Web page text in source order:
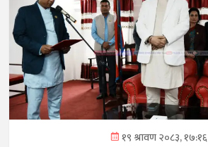
१९ श्रावण २०८३, १७:१६